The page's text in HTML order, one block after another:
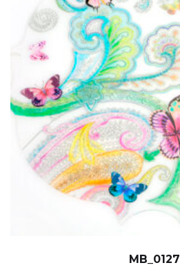
MB_0127